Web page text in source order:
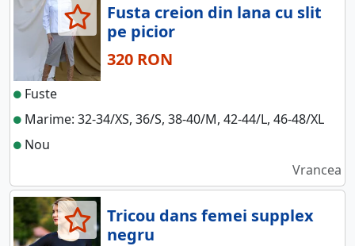
Fusta creion din lana cu slit
pe picior
320 RON
Fuste
Marime: 32-34/XS, 36/S, 38-40/M, 42-44/L, 46-48/XL
Nou
Vrancea
Tricou dans femei supplex
negru